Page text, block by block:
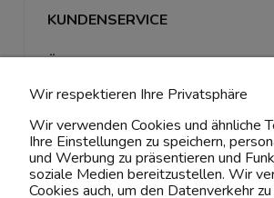
KUNDENSERVICE
ÜBER UNS & RECHTLICHES
MEIN ACCOUNT
BELIEBTE KATEGORIEN
Wir respektieren Ihre Privatsphäre
Wir verwenden Cookies und ähnliche
Ihre Einstellungen zu speichern,
und Werbung zu präsentieren und
soziale Medien bereitzustellen. Wir
Cookies auch, um den Datenverkehr